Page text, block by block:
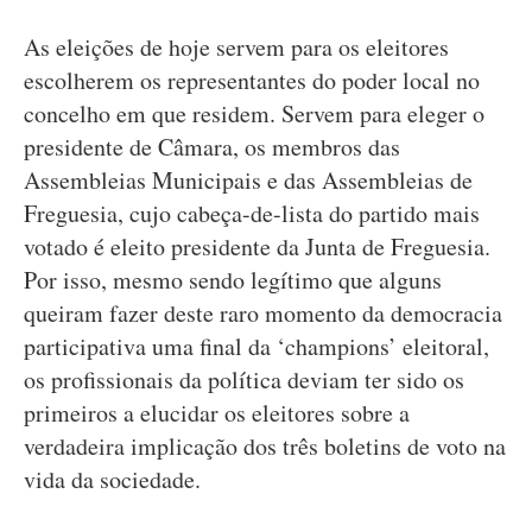
As eleições de hoje servem para os eleitores
escolherem os representantes do poder local no
concelho em que residem. Servem para eleger o
presidente de Câmara, os membros das
Assembleias Municipais e das Assembleias de
Freguesia, cujo cabeça-de-lista do partido mais
votado é eleito presidente da Junta de Freguesia.
Por isso, mesmo sendo legítimo que alguns
queiram fazer deste raro momento da democracia
participativa uma final da ‘champions’ eleitoral,
os profissionais da política deviam ter sido os
primeiros a elucidar os eleitores sobre a
verdadeira implicação dos três boletins de voto na
vida da sociedade.